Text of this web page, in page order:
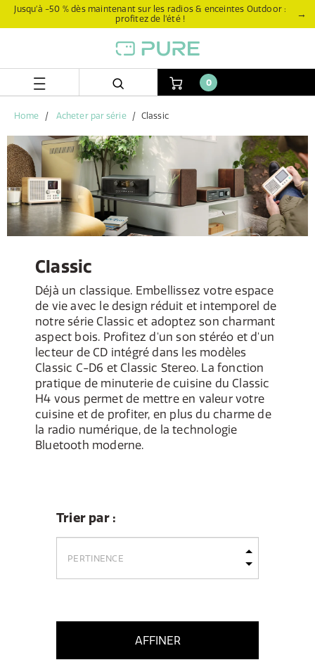
Aller
AllerJusqu’à -50 % dès maintenant sur les radios & enceintes Outdoor :
profitez de l’été !
→
0
Home Acheter par série Classic
Classic
Déjà un classique. Embellissez votre espace
de vie avec le design réduit et intemporel de
notre série Classic et adoptez son charmant
aspect bois. Profitez d'un son stéréo et d'un
lecteur de CD intégré dans les modèles
Classic C-D6 et Classic Stereo. La fonction
pratique de minuterie de cuisine du Classic
H4 vous permet de mettre en valeur votre
cuisine et de profiter, en plus du charme de
la radio numérique, de la technologie
Bluetooth moderne.
Trier par :
AFFINER